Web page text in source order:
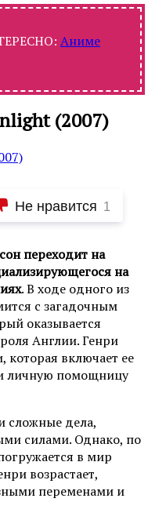
Аниме
(2007)
Не нравится 1
переходит на
на
. В ходе одного из
с загадочным
оказывается
Англии. Генри
которая включает ее
личную помощницу
сложные дела,
силами. Однако, по
в мир
возрастает,
переменами и